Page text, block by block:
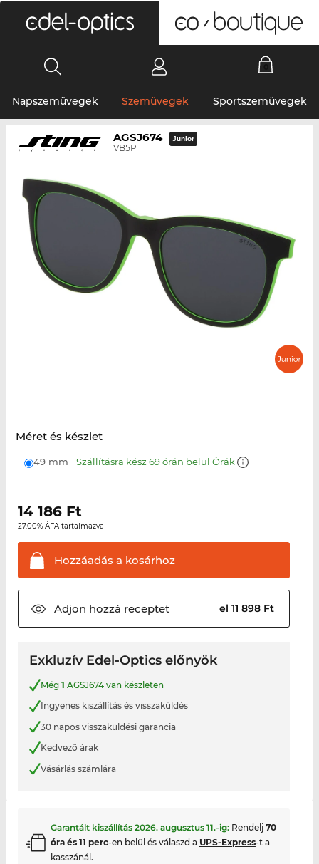
Napszemüvegek Szemüvegek Sportszemüvegek
AGSJ674
VB5P
Junior
Méret és készlet
49 mm Szállításra kész 69 órán belül Órák
14 186Ft
27.00% ÁFA tartalmazva
Hozzáadás a kosárhoz
Adjon hozzá receptet el 11 898 Ft
Exkluzív Edel-Optics előnyök
Még 1 AGSJ674 van készleten
Ingyenes kiszállítás és visszaküldés
30 napos visszaküldési garancia
Kedvező árak
Vásárlás számlára
Garantált kiszállítás 2026. augusztus 11.-ig: Rendelj 70
óra és 11 perc-en belül és válaszd a UPS-Express-t a
kasszánál.